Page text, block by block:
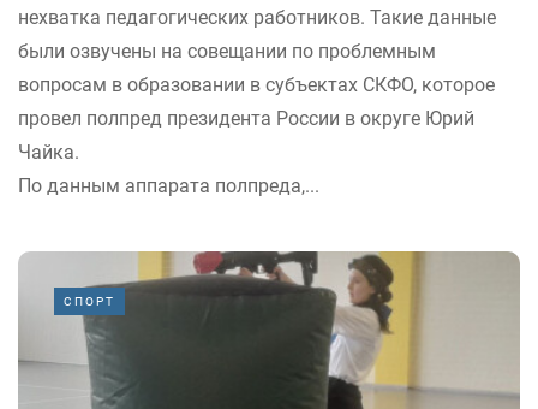
нехватка педагогических работников. Такие данные
были озвучены на совещании по проблемным
вопросам в образовании в субъектах СКФО, которое
провел полпред президента России в округе Юрий
Чайка.
По данным аппарата полпреда,...
СПОРТ